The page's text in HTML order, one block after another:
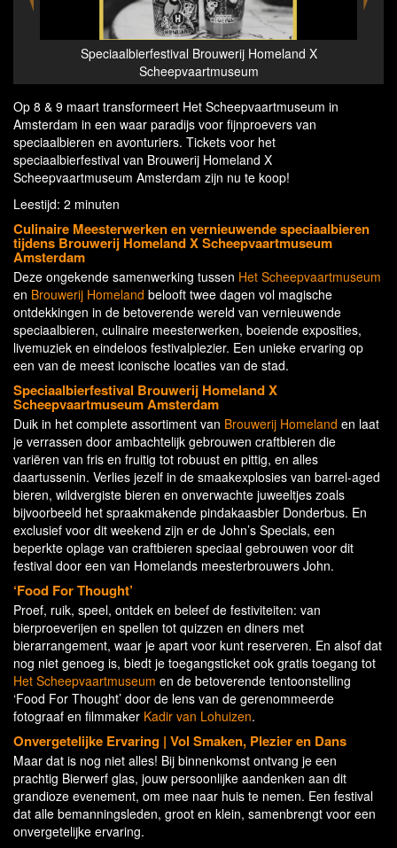
Speciaalbierfestival Brouwerij Homeland X
Scheepvaartmuseum
Op 8 & 9 maart transformeert Het Scheepvaartmuseum in
Amsterdam in een waar paradijs voor fijnproevers van
speciaalbieren en avonturiers. Tickets voor het
speciaalbierfestival van Brouwerij Homeland X
Scheepvaartmuseum Amsterdam zijn nu te koop!
Leestijd: 2 minuten
Culinaire Meesterwerken en vernieuwende speciaalbieren
tijdens Brouwerij Homeland X Scheepvaartmuseum
Amsterdam
Deze ongekende samenwerking tussen Het Scheepvaartmuseum
en Brouwerij Homeland belooft twee dagen vol magische
ontdekkingen in de betoverende wereld van vernieuwende
speciaalbieren, culinaire meesterwerken, boeiende exposities,
livemuziek en eindeloos festivalplezier. Een unieke ervaring op
een van de meest iconische locaties van de stad.
Speciaalbierfestival Brouwerij Homeland X
Scheepvaartmuseum Amsterdam
Duik in het complete assortiment van Brouwerij Homeland en laat
je verrassen door ambachtelijk gebrouwen craftbieren die
variëren van fris en fruitig tot robuust en pittig, en alles
daartussenin. Verlies jezelf in de smaakexplosies van barrel-aged
bieren, wildvergiste bieren en onverwachte juweeltjes zoals
bijvoorbeeld het spraakmakende pindakaasbier Donderbus. En
exclusief voor dit weekend zijn er de John’s Specials, een
beperkte oplage van craftbieren speciaal gebrouwen voor dit
festival door een van Homelands meesterbrouwers John.
‘Food For Thought’
Proef, ruik, speel, ontdek en beleef de festiviteiten: van
bierproeverijen en spellen tot quizzen en diners met
bierarrangement, waar je apart voor kunt reserveren. En alsof dat
nog niet genoeg is, biedt je toegangsticket ook gratis toegang tot
Het Scheepvaartmuseum en de betoverende tentoonstelling
‘Food For Thought’ door de lens van de gerenommeerde
fotograaf en filmmaker Kadir van Lohuizen.
Onvergetelijke Ervaring | Vol Smaken, Plezier en Dans
Maar dat is nog niet alles! Bij binnenkomst ontvang je een
prachtig Bierwerf glas, jouw persoonlijke aandenken aan dit
grandioze evenement, om mee naar huis te nemen. Een festival
dat alle bemanningsleden, groot en klein, samenbrengt voor een
onvergetelijke ervaring.